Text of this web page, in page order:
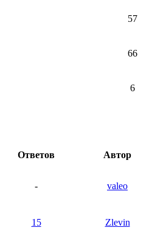
57
66
6
Ответов Автор
- valeo
15 Zlevin